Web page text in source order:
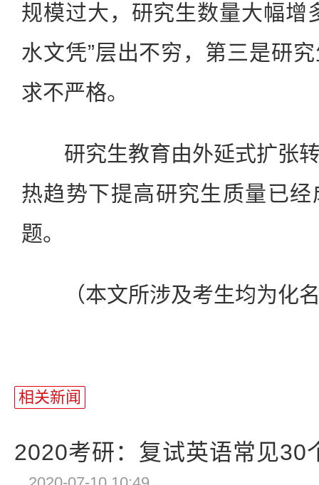
规模过大，研究生数量大幅增
水文凭”层出不穷，第三是研
求不严格。
研究生教育由外延式扩张转
热趋势下提高研究生质量已
题。
（本文所涉及考生均为化
相关新闻
2020考研：复试英语常见30